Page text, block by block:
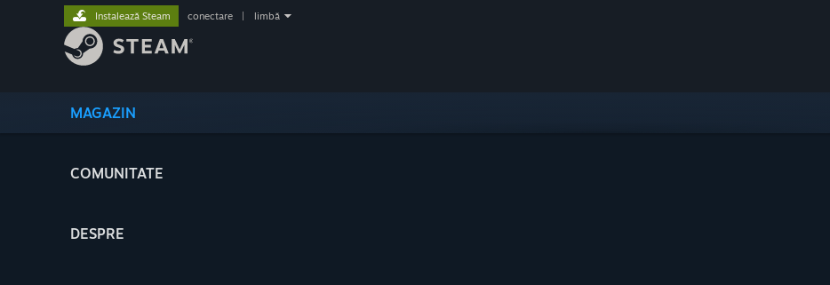
MAGAZIN
COMUNITATE
DESPRE
Instalează Steam conectare limbă